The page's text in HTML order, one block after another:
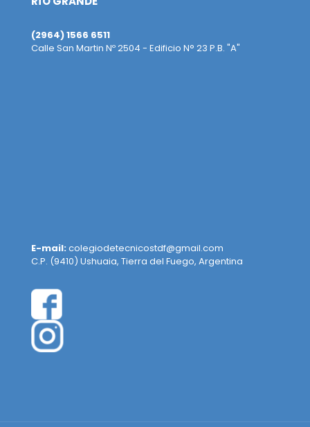
(2964) 1566 6511
Calle San Martin Nº 2504 - Edificio N° 23 P.B. "A"
E-mail: colegiodetecnicostdf@gmail.com
C.P. (9410) Ushuaia, Tierra del Fuego, Argentina